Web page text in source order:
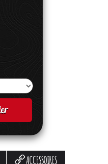
ACCESSOIRES